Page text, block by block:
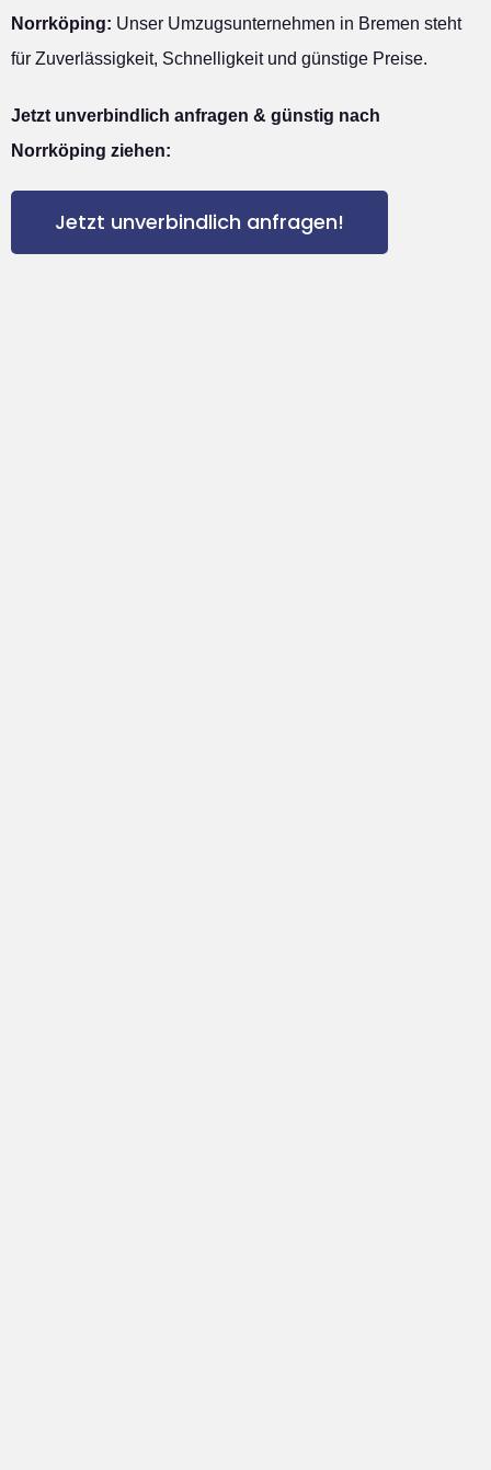
Norrköping: Unser Umzugsunternehmen in Bremen steht
für Zuverlässigkeit, Schnelligkeit und günstige Preise.
Jetzt unverbindlich anfragen & günstig nach
Norrköping ziehen:
Jetzt unverbindlich anfragen!